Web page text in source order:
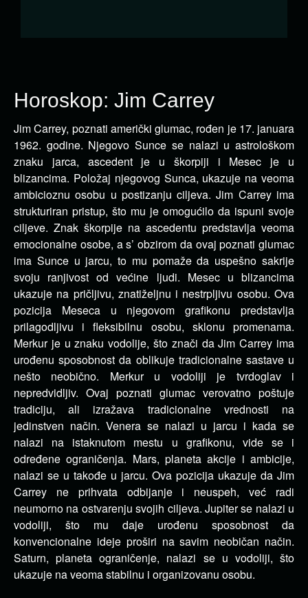
Horoskop: Jim Carrey
Jim Carrey, poznati američki glumac, rođen je 17. januara
1962. godine. Njegovo Sunce se nalazi u astrološkom
znaku jarca, ascedent je u škorpiji i Mesec je u
blizancima. Položaj njegovog Sunca, ukazuje na veoma
ambicioznu osobu u postizanju ciljeva. Jim Carrey ima
strukturiran pristup, što mu je omogućilo da ispuni svoje
ciljeve. Znak škorpije na ascedentu predstavlja veoma
emocionalne osobe, a s’ obzirom da ovaj poznati glumac
ima Sunce u jarcu, to mu pomaže da uspešno sakrije
svoju ranjivost od većine ljudi. Mesec u blizancima
ukazuje na pričljivu, znatiželjnu i nestrpljivu osobu. Ova
pozicija Meseca u njegovom grafikonu predstavlja
prilagodljivu i fleksibilnu osobu, sklonu promenama.
Merkur je u znaku vodolije, što znači da Jim Carrey ima
urođenu sposobnost da oblikuje tradicionalne sastave u
nešto neobično. Merkur u vodoliji je tvrdoglav i
nepredvidljiv. Ovaj poznati glumac verovatno poštuje
tradiciju, ali izražava tradicionalne vrednosti na
jedinstven način. Venera se nalazi u jarcu i kada se
nalazi na istaknutom mestu u grafikonu, vide se i
određene ograničenja. Mars, planeta akcije i ambicije,
nalazi se u takođe u jarcu. Ova pozicija ukazuje da Jim
Carrey ne prihvata odbijanje i neuspeh, već radi
neumorno na ostvarenju svojih ciljeva. Jupiter se nalazi u
vodoliji, što mu daje urođenu sposobnost da
konvencionalne ideje proširi na savim neobičan način.
Saturn, planeta ograničenje, nalazi se u vodoliji, što
ukazuje na veoma stabilnu i organizovanu osobu.